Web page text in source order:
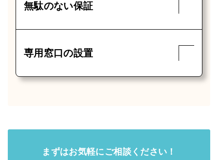
無駄のない保証
専用窓口の設置
まずはお気軽にご相談ください！